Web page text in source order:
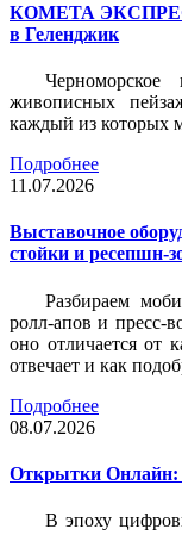
КОМЕТА
в Геленджик
живописных
каждый из которых
Подробнее
11.07.2026
Выставочное
стойки и ресепшн-
Разбираем
ролл-апов и пресс-
оно отличается от
отвечает и как
Подробнее
08.07.2026
Открытки Онлайн:
В эпоху